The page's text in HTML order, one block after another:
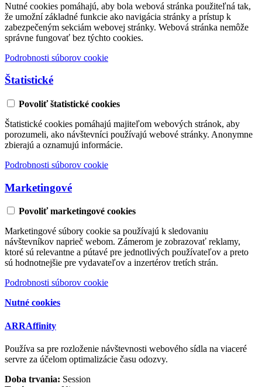
Nutné cookies pomáhajú, aby bola webová stránka použiteľná tak,
že umožní základné funkcie ako navigácia stránky a prístup k
zabezpečeným sekciám webovej stránky. Webová stránka nemôže
správne fungovať bez týchto cookies.
Podrobnosti súborov cookie
Štatistické
Povoliť štatistické cookies
Štatistické cookies pomáhajú majiteľom webových stránok, aby
porozumeli, ako návštevníci používajú webové stránky. Anonymne
zbierajú a oznamujú informácie.
Podrobnosti súborov cookie
Marketingové
Povoliť marketingové cookies
Marketingové súbory cookie sa používajú k sledovaniu
návštevníkov naprieč webom. Zámerom je zobrazovať reklamy,
ktoré sú relevantne a pútavé pre jednotlivých používateľov a preto
sú hodnotnejšie pre vydavateľov a inzertérov tretích strán.
Podrobnosti súborov cookie
Nutné cookies
ARRAffinity
Používa sa pre rozloženie návštevnosti webového sídla na viaceré
servre za účelom optimalizácie času odozvy.
Doba trvania: Session